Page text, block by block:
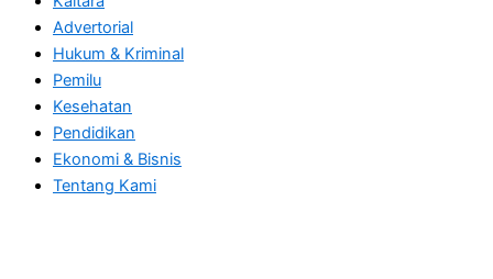
Advertorial
Hukum & Kriminal
Pemilu
Kesehatan
Pendidikan
Ekonomi & Bisnis
Tentang Kami